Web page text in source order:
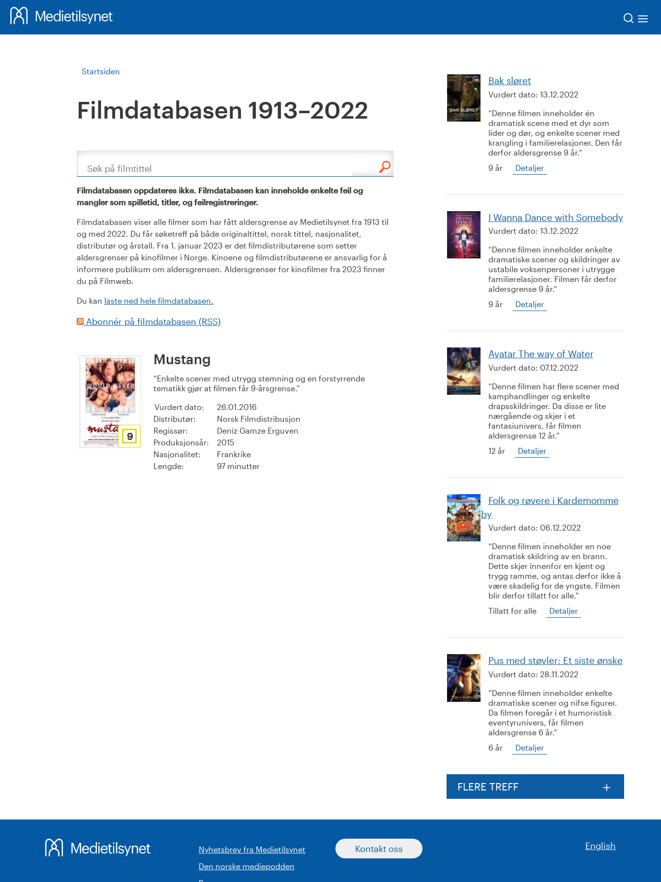
Startsiden
Filmdatabasen 1913–2022
Søk
Filmdatabasen oppdateres ikke. Filmdatabasen kan inneholde enkelte feil og
mangler som spilletid, titler, og feilregistreringer.
Filmdatabasen viser alle filmer som har fått aldersgrense av Medietilsynet fra 1913 til
og med 2022. Du får søketreff på både originaltittel, norsk tittel, nasjonalitet,
distributør og årstall. Fra 1. januar 2023 er det filmdistributørene som setter
aldersgrenser på kinofilmer i Norge. Kinoene og filmdistributørene er ansvarlig for å
informere publikum om aldersgrensen. Aldersgrenser for kinofilmer fra 2023 finner
du på Filmweb.
Du kan laste ned hele filmdatabasen.
Abonnér på filmdatabasen (RSS)
9
Mustang
Enkelte scener med utrygg stemning og en forstyrrende
tematikk gjør at filmen får 9-årsgrense.
Vurdert dato:
26.01.2016
Distributør:
Norsk Filmdistribusjon
Regissør:
Deniz Gamze Erguven
Produksjonsår:
2015
Nasjonalitet:
Frankrike
Lengde:
97 minutter
Bak sløret
Vurdert dato: 13.12.2022
Denne filmen inneholder én
dramatisk scene med et dyr som
lider og dør, og enkelte scener med
krangling i familierelasjoner. Den får
derfor aldersgrense 9 år.
9 år
Detaljer
I Wanna Dance with Somebody
Vurdert dato: 13.12.2022
Denne filmen inneholder enkelte
dramatiske scener og skildringer av
ustabile voksenpersoner i utrygge
familierelasjoner. Filmen får derfor
aldersgrense 9 år.
9 år
Detaljer
Avatar The way of Water
Vurdert dato: 07.12.2022
Denne filmen har flere scener med
kamphandlinger og enkelte
drapsskildringer. Da disse er lite
nærgående og skjer i et
fantasiunivers, får filmen
aldersgrense 12 år.
12 år
Detaljer
Folk og røvere i Kardemomme
by
Vurdert dato: 06.12.2022
Denne filmen inneholder en noe
dramatisk skildring av en brann.
Dette skjer innenfor en kjent og
trygg ramme, og antas derfor ikke å
være skadelig for de yngste. Filmen
blir derfor tillatt for alle.
Tillatt for alle
Detaljer
Pus med støvler: Et siste ønske
Vurdert dato: 28.11.2022
Denne filmen inneholder enkelte
dramatiske scener og nifse figurer.
Da filmen foregår i et humoristisk
eventyrunivers, får filmen
aldersgrense 6 år.
6 år
Detaljer
FLERE TREFF
Nyhetsbrev fra Medietilsynet
Den norske mediepodden
Kontakt oss English